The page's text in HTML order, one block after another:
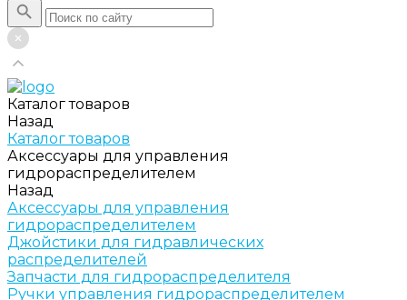
Каталог товаров
Назад
Каталог товаров
Аксессуары для управления
гидрораспределителем
Назад
Аксессуары для управления
гидрораспределителем
Джойстики для гидравлических
распределителей
Запчасти для гидрораспределителя
Ручки управления гидрораспределителем